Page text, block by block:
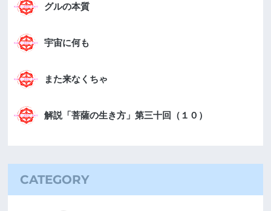
グルの本質
宇宙に何も
また来なくちゃ
解説「菩薩の生き方」第三十回（１０）
CATEGORY